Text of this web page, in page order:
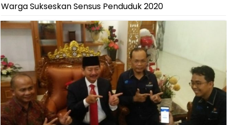
Warga Sukseskan Sensus Penduduk 2020